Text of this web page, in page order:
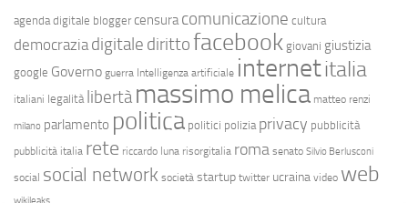
agenda digitale blogger censura comunicazione cultura
democrazia digitale dirittofacebook giovani giustizia
google Governo guerra Intelligenza artificiale internetitalia
italiani legalità libertà massimo melica matteo renzi
milano parlamento politica politici polizia privacy pubblicità
pubblicità italia rete riccardo luna risorgitalia roma senato Silvio Berlusconi
social social network società startup twitter ucraina video web
wikileaks